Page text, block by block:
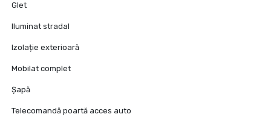
Glet
Iluminat stradal
Izolație exterioară
Mobilat complet
Șapă
Telecomandă poartă acces auto